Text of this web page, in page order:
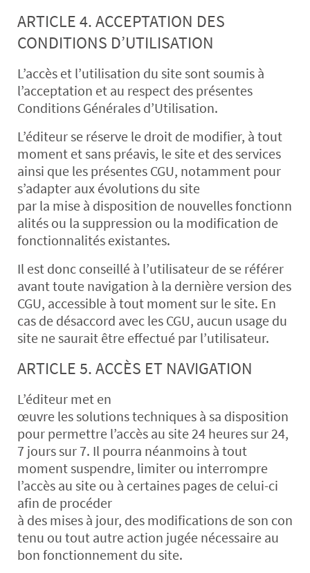
ARTICLE 4. ACCEPTATION DES
CONDITIONS D’UTILISATION
L’accès et l’utilisation du site sont soumis à
l’acceptation et au respect des présentes
Conditions Générales d’Utilisation.
L’éditeur se réserve le droit de modifier, à tout
moment et sans préavis, le site et des services
ainsi que les présentes CGU, notamment pour
s’adapter aux évolutions du site
par la mise à disposition de nouvelles fonctionn
alités ou la suppression ou la modification de
fonctionnalités existantes.
Il est donc conseillé à l’utilisateur de se référer
avant toute navigation à la dernière version des
CGU, accessible à tout moment sur le site. En
cas de désaccord avec les CGU, aucun usage du
site ne saurait être effectué par l’utilisateur.
ARTICLE 5. ACCÈS ET NAVIGATION
L’éditeur met en
œuvre les solutions techniques à sa disposition
pour permettre l’accès au site 24 heures sur 24,
7 jours sur 7. Il pourra néanmoins à tout
moment suspendre, limiter ou interrompre
l’accès au site ou à certaines pages de celui-ci
afin de procéder
à des mises à jour, des modifications de son con
tenu ou tout autre action jugée nécessaire au
bon fonctionnement du site.